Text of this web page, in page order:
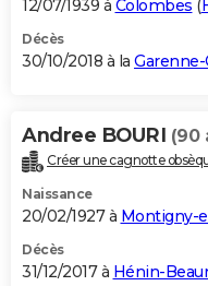
12/07/1939 à Colombes (
Décès
30/10/2018 à la
Andree BOURI (90
Créer une cagnotte
Naissance
20/02/1927 à Montigny-
Décès
31/12/2017 à Hénin-